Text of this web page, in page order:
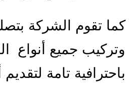
كما تقوم الشركة
وتركيب جميع أنواع
باحترافية تامة